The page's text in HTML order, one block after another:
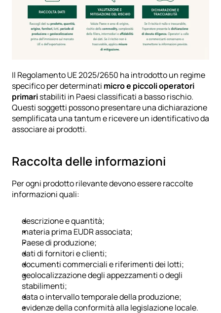
Il Regolamento UE 2025/2650 ha introdotto un regime
specifico per determinati micro e piccoli operatori
primari stabiliti in Paesi classificati a basso rischio.
Questi soggetti possono presentare una dichiarazione
semplificata una tantum e ricevere un identificativo da
associare ai prodotti.
Raccolta delle informazioni
Per ogni prodotto rilevante devono essere raccolte
informazioni quali:
descrizione e quantità;
materia prima EUDR associata;
Paese di produzione;
dati di fornitori e clienti;
documenti commerciali e riferimenti dei lotti;
geolocalizzazione degli appezzamenti o degli
stabilimenti;
data o intervallo temporale della produzione;
evidenze della conformità alla legislazione locale.